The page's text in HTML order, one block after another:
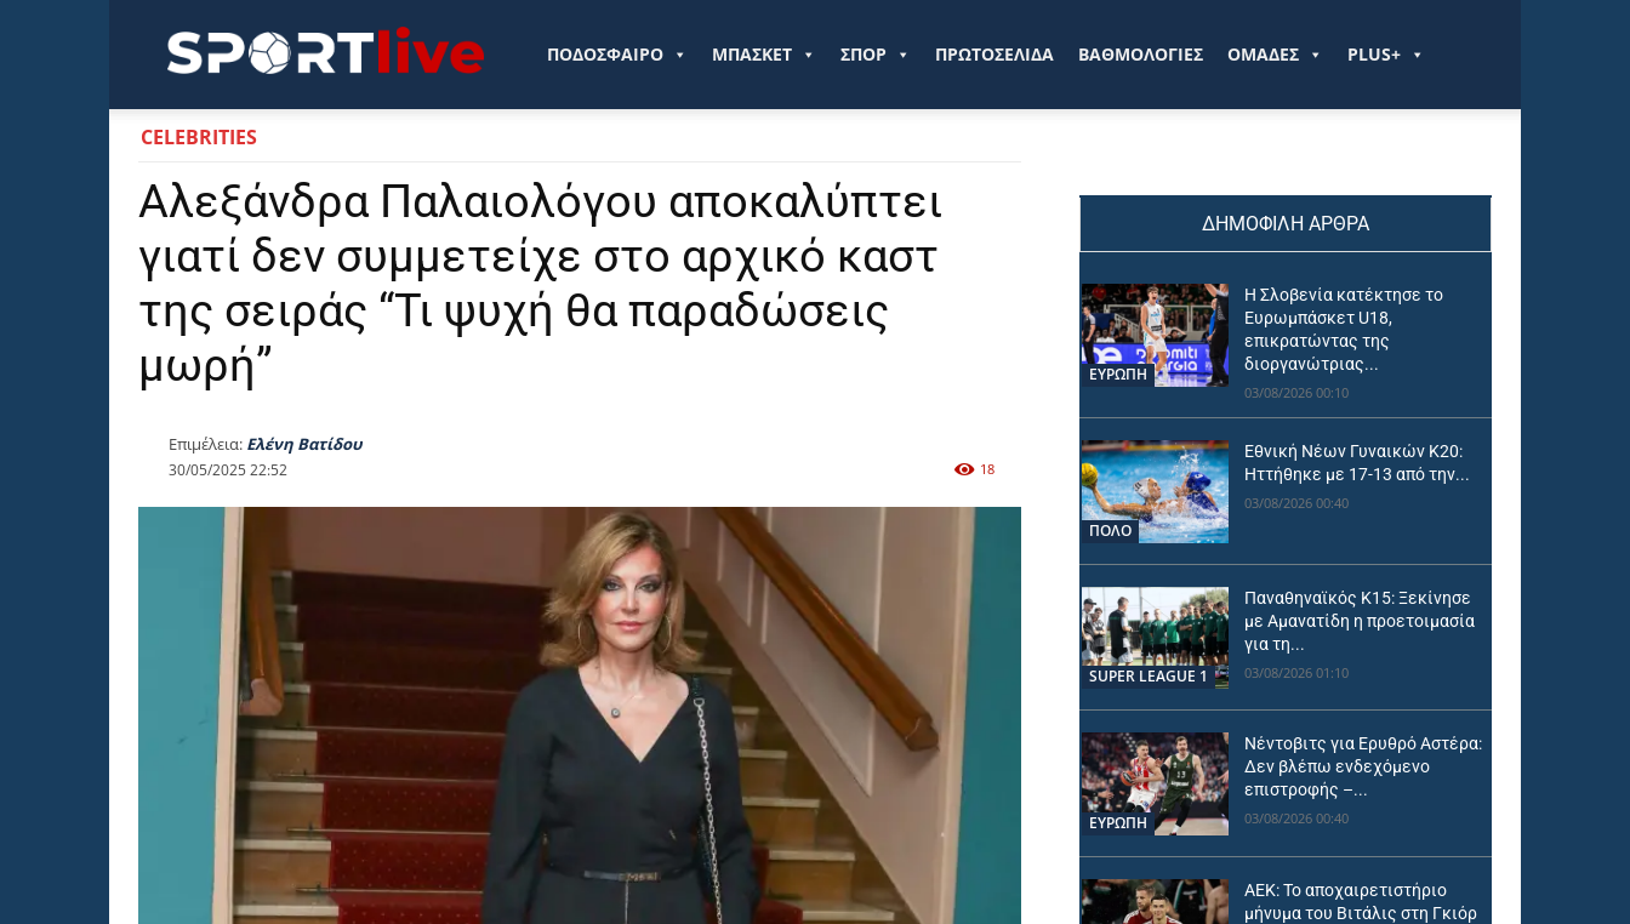
Sportlive.grΠΟΔΟΣΦΑΙΡΟ ΜΠΑΣΚΕΤ ΣΠΟΡ ΠΡΩΤΟΣΕΛΙΔΑ ΒΑΘΜΟΛΟΓΙΕΣ ΟΜΑΔΕΣ PLUS+
CELEBRITIES
Αλεξάνδρα Παλαιολόγου αποκαλύπτει
γιατί δεν συμμετείχε στο αρχικό καστ
της σειράς “Τι ψυχή θα παραδώσεις
μωρή”
Επιμέλεια: Ελένη Βατίδου
30/05/2025 22:52 18
ΔΗΜΟΦΙΛΗ ΑΡΘΡΑ
ΕΥΡΩΠΗ
Η Σλοβενία κατέκτησε το
Ευρωμπάσκετ U18,
επικρατώντας της
διοργανώτριας...
03/08/2026 00:10
ΠΟΛΟ
Εθνική Νέων Γυναικών Κ20:
Ηττήθηκε με 17-13 από την...
03/08/2026 00:40
SUPER LEAGUE 1
Παναθηναϊκός Κ15: Ξεκίνησε
με Αμανατίδη η προετοιμασία
για τη...
03/08/2026 01:10
ΕΥΡΩΠΗ
Νέντοβιτς για Ερυθρό Αστέρα:
Δεν βλέπω ενδεχόμενο
επιστροφής –...
03/08/2026 00:40
ΑΕΚ: Το αποχαιρετιστήριο
μήνυμα του Βιτάλις στη Γκιόρ